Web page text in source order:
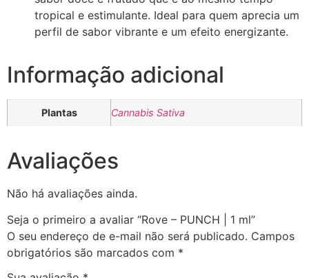
tropical e estimulante. Ideal para quem aprecia um
perfil de sabor vibrante e um efeito energizante.
Informação adicional
Plantas Cannabis Sativa
Avaliações
Não há avaliações ainda.
Seja o primeiro a avaliar “Rove – PUNCH | 1 ml”
O seu endereço de e-mail não será publicado. Campos
obrigatórios são marcados com *